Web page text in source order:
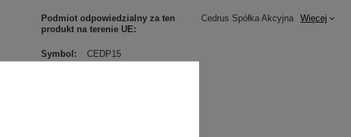
Podmiot odpowiedzialny za ten
produkt na terenie UE
Cedrus Spółka Akcyjna Więcej
Symbol CEDP15